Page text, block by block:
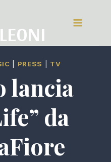
PRESS TV
lancia
da